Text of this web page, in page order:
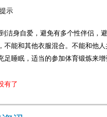
示
洁身自爱，避免有多个性伴侣，
不能和其他衣服混合。不能和他
足睡眠，适当的参加体育锻炼来
有了